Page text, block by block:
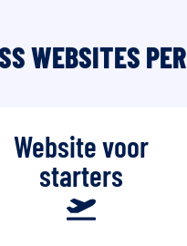
WEBSITES PER
Website voor
starters